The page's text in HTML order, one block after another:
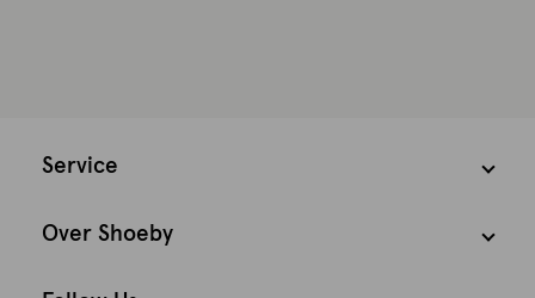
Service
Over Shoeby